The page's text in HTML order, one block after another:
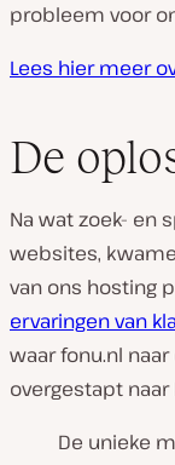
probleem voor
Lees hier meer
De
Na wat zoek- en
websites,
van ons hosting
ervaringen van
waar fonu.nl
overgestapt naar
De unieke